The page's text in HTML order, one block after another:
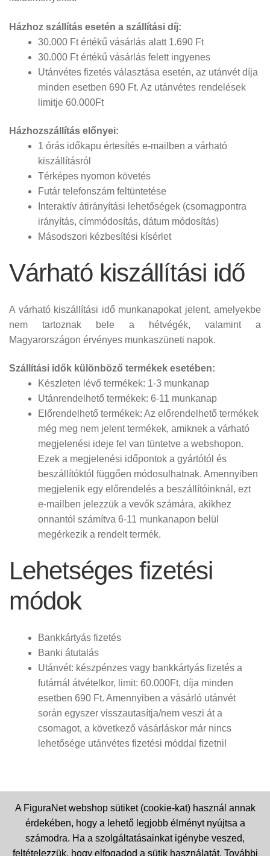
Házhoz szállítás esetén a szállítási díj:
30.000 Ft értékű vásárlás alatt 1.690 Ft
30.000 Ft értékű vásárlás felett ingyenes
Utánvétes fizetés választása esetén, az utánvét díja
minden esetben 690 Ft. Az utánvétes rendelések
limitje 60.000Ft
Házhozszállítás előnyei:
1 órás időkapu értesítés e-mailben a várható
kiszállításról
Térképes nyomon követés
Futár telefonszám feltüntetése
Interaktív átirányítási lehetőségek (csomagpontra
irányítás, címmódosítás, dátum módosítás)
Másodszori kézbesítési kísérlet
Várható kiszállítási idő
A várható kiszállítási idő munkanapokat jelent, amelyekbe
nem tartoznak bele a hétvégék, valamint a
Magyarországon érvényes munkaszüneti napok.
Szállítási idők különböző termékek esetében:
Készleten lévő termékek: 1-3 munkanap
Utánrendelhető termékek: 6-11 munkanap
Előrendelhető termékek: Az előrendelhető termékek
még meg nem jelent termékek, amiknek a várható
megjelenési ideje fel van tüntetve a webshopon.
Ezek a megjelenési időpontok a gyártótól és
beszállítóktól függően módosulhatnak. Amennyiben
megjelenik egy előrendelés a beszállítóinknál, ezt
e-mailben jelezzük a vevők számára, akikhez
onnantól számítva 6-11 munkanapon belül
megérkezik a rendelt termék.
Lehetséges fizetési
módok
Bankkártyás fizetés
Banki átutalás
Utánvét: készpénzes vagy bankkártyás fizetés a
futárnál átvételkor, limit: 60.000Ft, díja minden
esetben 690 Ft. Amennyiben a vásárló utánvét
során egyszer visszautasítja/nem veszi át a
csomagot, a következő vásárláskor már nincs
lehetősége utánvétes fizetési móddal fizetni!
A FiguraNet webshop sütiket (cookie-kat) használ annak
érdekében, hogy a lehető legjobb élményt nyújtsa a
számodra. Ha a szolgáltatásainkat igénybe veszed,
feltételezzük, hogy elfogadod a sütik használatát. További